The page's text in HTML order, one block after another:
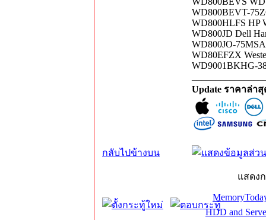
WD800BEVT-
WD800HLFS HP
WD800JD Dell
WD800JO-
WD80EFZX
WD9001BKHG-
Update ราคาล่า
กลับไปข้างบน
แสดง
HDD and